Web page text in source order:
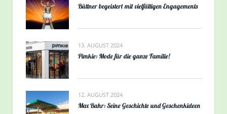
Büttner begeistert mit vielfältigen Engagements
13. AUGUST 2024
Pimkie: Mode für die ganze Familie!
12. AUGUST 2024
Max Bahr: Seine Geschichte und Geschenkideen